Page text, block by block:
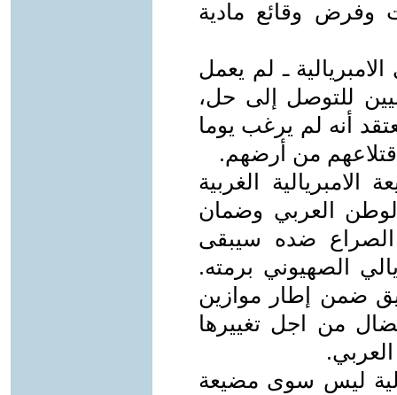
وفرض وقائع مادية
ـ لم يعمل
للتوصل إلى حل،
أنه لم يرغب يوما
من أرضهم.
الغربية
العربي وضمان
الصراع ضده سيبقى
الصهيوني برمته.
ضمن إطار موازين
من اجل تغييرها
ليس سوى مضيعة